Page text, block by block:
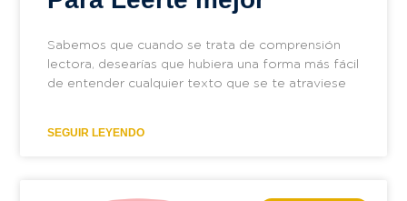
Sabemos que cuando se trata de comprensión
lectora, desearías que hubiera una forma más fácil
de entender cualquier texto que se te atraviese
SEGUIR LEYENDO